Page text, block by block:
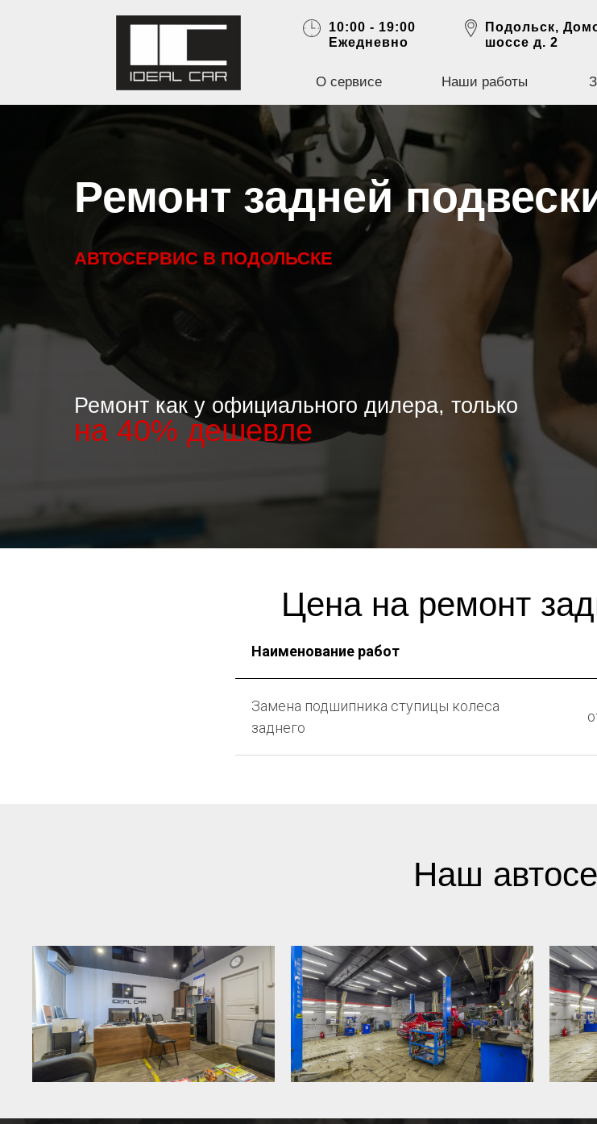
10:00 - 19:00
Ежедневно
Подольск,
шоссе д. 2
О сервисе Наши работы
Ремонт задней
Ремонт как у официального дилера, только
на 40% дешевле
АВТОСЕРВИС В ПОДОЛЬСКЕ
Цена на ремонт
Наименование работ
Замена подшипника ступицы колеса
заднего
Наш